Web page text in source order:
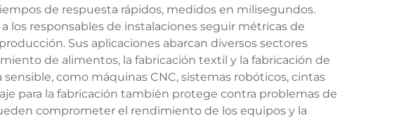
de respuesta rápidos, medidos en milisegundos.
responsables de instalaciones seguir métricas de
Sus aplicaciones abarcan diversos sectores
de alimentos, la fabricación textil y la fabricación de
como máquinas CNC, sistemas robóticos, cintas
para la fabricación también protege contra problemas de
comprometer el rendimiento de los equipos y la